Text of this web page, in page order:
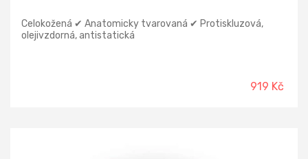
Celokožená ✔ Anatomicky tvarovaná ✔ Protiskluzová,
olejivzdorná, antistatická
919 Kč